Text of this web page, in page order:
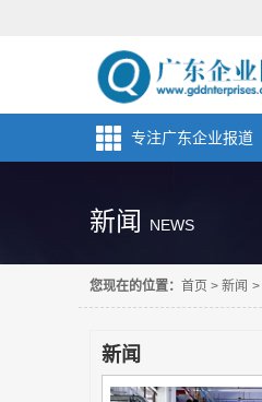
专注广东企业报道
新闻 NEWS
您现在的位置： 首页 > 新闻 >
新闻